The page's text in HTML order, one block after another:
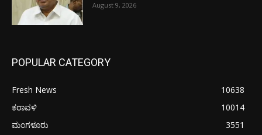
August 9, 2026
POPULAR CATEGORY
Fresh News
10638
ಕರಾವಳಿ
10014
ಮಂಗಳೂರು
3551